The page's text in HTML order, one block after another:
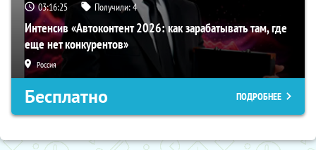
03:16:24 Получили:4
Интенсив «Автоконтент 2026: как зарабатывать там, где
еще нет конкурентов»
Россия
Бесплатно ПОДРОБНЕЕ